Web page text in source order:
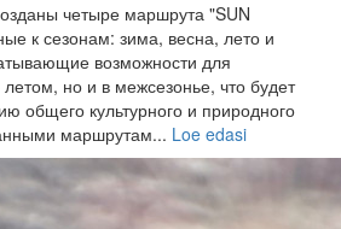
четыре маршрута "SUN
к сезонам: зима, весна, лето и
возможности для
но и в межсезонье, что будет
общего культурного и природного
маршрутам... Loe edasi